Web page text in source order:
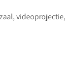
videoprojectie,